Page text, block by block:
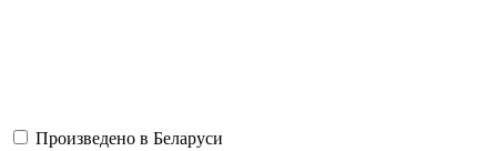
Произведено в Беларуси